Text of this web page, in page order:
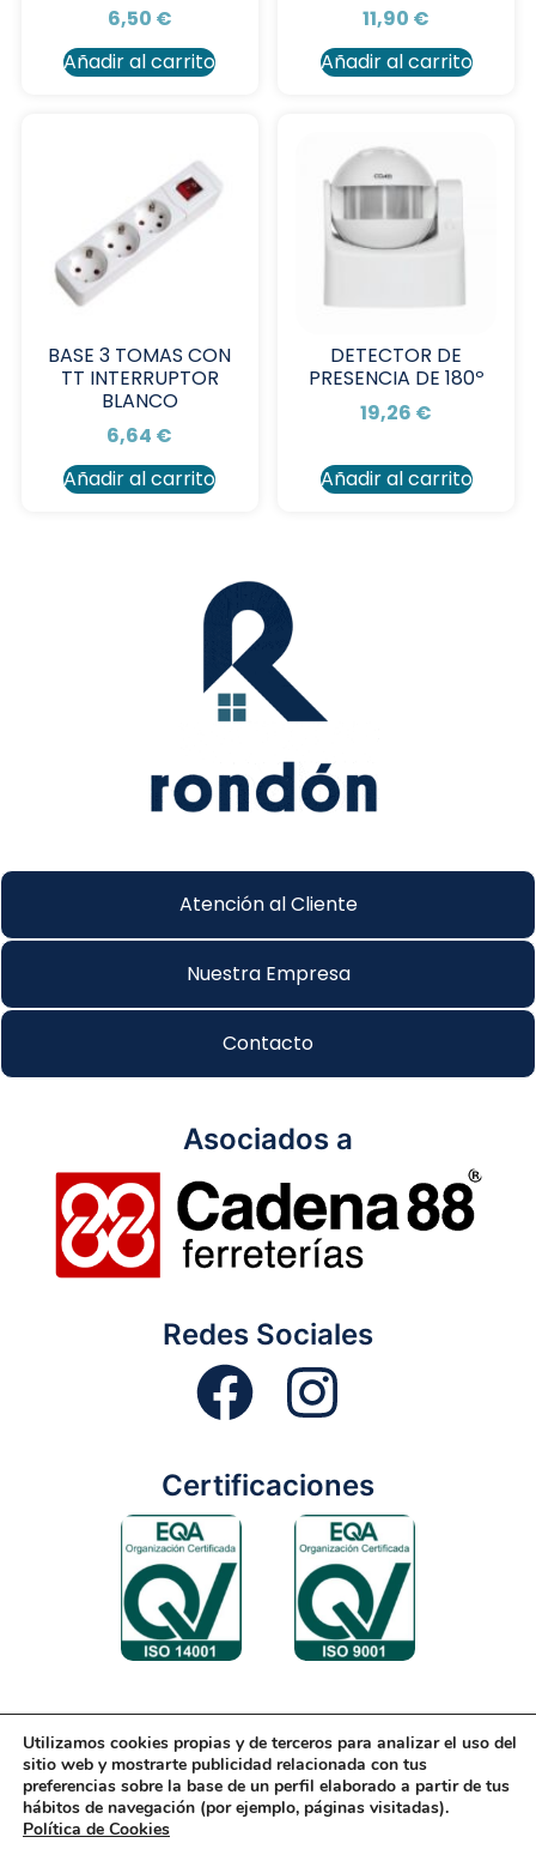
6,50 €
Añadir al carrito
11,90 €
Añadir al carrito
BASE 3 TOMAS CON
TT INTERRUPTOR
BLANCO
6,64 €
Añadir al carrito
DETECTOR DE
PRESENCIA DE 180º
19,26 €
Añadir al carrito
Atención al Cliente
Nuestra Empresa
Contacto
Asociados a
Redes Sociales
Certificaciones
Aviso Legal Condiciones Generales
Diseño Web
Política de Cookies
Política de Gestión
Política de Privacidad
Utilizamos cookies propias y de terceros para analizar el uso del
sitio web y mostrarte publicidad relacionada con tus
preferencias sobre la base de un perfil elaborado a partir de tus
hábitos de navegación (por ejemplo, páginas visitadas).
Política de Cookies